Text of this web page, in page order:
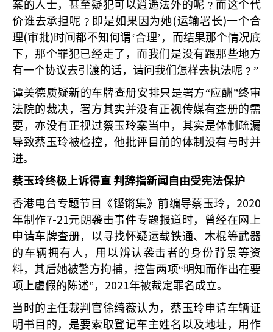
案的人士，甚至疑犯可以逍遥法外的呢﹖而这个代
价谁去承担呢﹖即是如果因为她(运输署长)一个合
理(审批)时间都不知何谓‘合理’，而结果那个情况底
下，那个罪犯已经走了，而我们是没有跟那些地方
有一个协议去引渡的话，请问我们怎样去执法呢﹖”
谭美德质疑新的车牌查册安排只是署方“应酬”终审
法院的裁决，署方其实并没有正视传媒有查册的需
要，亦没有正视过蔡玉玲案当中，其实是体制疏漏
导致蔡玉玲被检控，他批评目前的体制没有与时并
进。
蔡玉玲终极上诉得直 判辞指新闻自由受宪法保护
香港电台专题节目《铿锵集》前编导蔡玉玲， 2020
年制作7-21元朗袭击事件专题报道时，曾经在网上
申请车牌查册，以寻找怀疑运载铁通、木棍等武器
的车辆拥有人，用以辨认袭击者的身份背景等资
料，其后她被警方拘捕，控告两项“明知而作出在要
项上虚假的陈述”， 2021年被裁定罪名成立。
当时的主任裁判官徐绮薇认为，蔡玉玲申请车辆证
明书目的，是要索取登记车主姓名以及地址，用作